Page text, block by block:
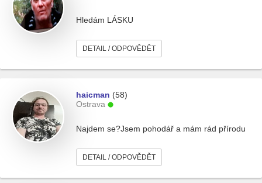
Hledám LÁSKU
DETAIL / ODPOVĚDĚT
haicman (58)
Ostrava
Najdem se?Jsem pohodář a mám rád přírodu
DETAIL / ODPOVĚDĚT